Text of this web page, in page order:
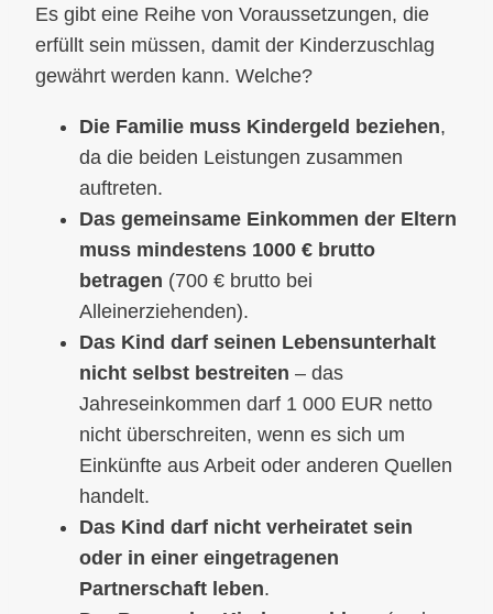
Es gibt eine Reihe von Voraussetzungen, die
erfüllt sein müssen, damit der Kinderzuschlag
gewährt werden kann. Welche?
Die Familie muss Kindergeld beziehen,
da die beiden Leistungen zusammen
auftreten.
Das gemeinsame Einkommen der Eltern
muss mindestens 1000 € brutto
betragen (700 € brutto bei
Alleinerziehenden).
Das Kind darf seinen Lebensunterhalt
nicht selbst bestreiten – das
Jahreseinkommen darf 1 000 EUR netto
nicht überschreiten, wenn es sich um
Einkünfte aus Arbeit oder anderen Quellen
handelt.
Das Kind darf nicht verheiratet sein
oder in einer eingetragenen
Partnerschaft leben.